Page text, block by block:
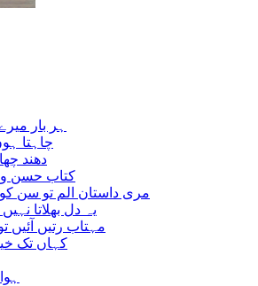
ہر بار
چاہتا
دھند
کتاب حسن
مری داستان الم تو سن
یہ دل بھلاتا
مہتاب رتیں آئیں
کہاں تک